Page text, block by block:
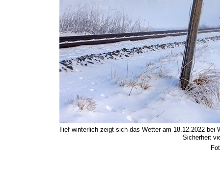
Tief winterlich zeigt sich das Wetter am 18.12.2022
Sicherheit